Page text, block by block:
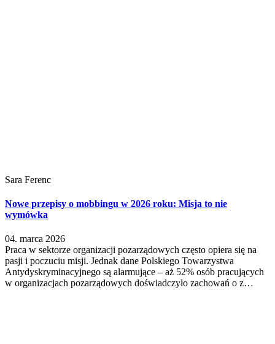
Sara Ferenc
Nowe przepisy o mobbingu w 2026 roku: Misja to nie
wymówka
04. marca 2026
Praca w sektorze organizacji pozarządowych często opiera się na
pasji i poczuciu misji. Jednak dane Polskiego Towarzystwa
Antydyskryminacyjnego są alarmujące – aż 52% osób pracujących
w organizacjach pozarządowych doświadczyło zachowań o z…